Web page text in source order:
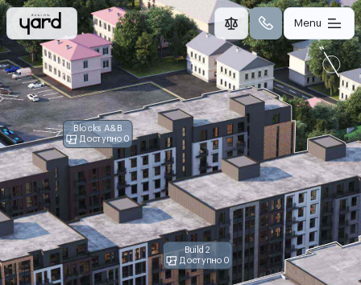
Blocks A&B
Доступно 0
Build 2
Доступно 0
Menu